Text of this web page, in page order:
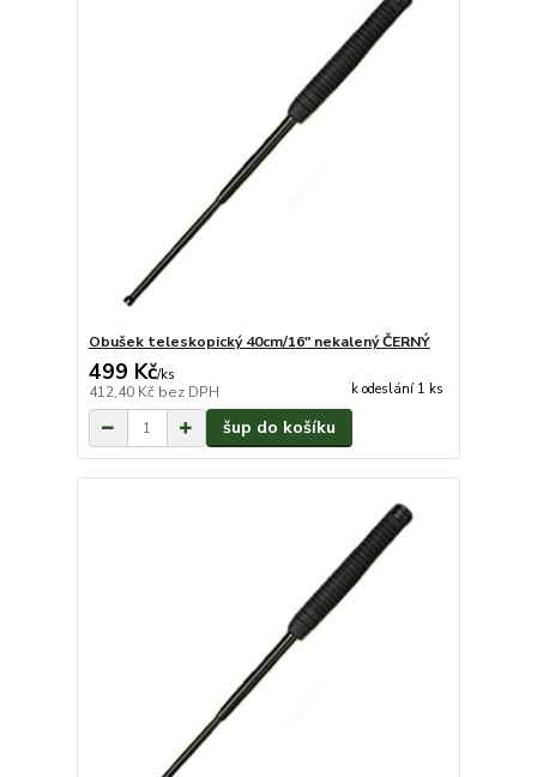
Obušek teleskopický 40cm/16" nekalený ČERNÝ
499 Kč/ks
412,40 Kč bez DPH k odeslání 1 ks
šup do košíku